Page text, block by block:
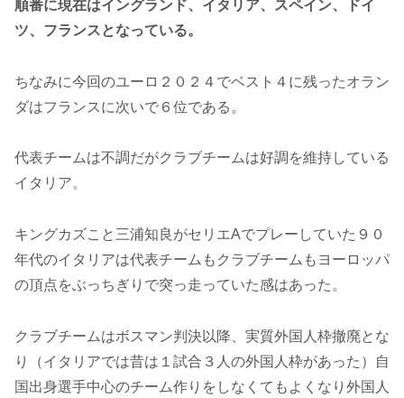
順番に現在はイングランド、イタリア、スペイン、ドイ
ツ、フランスとなっている。
ちなみに今回のユーロ２０２４でベスト４に残ったオラン
ダはフランスに次いで６位である。
代表チームは不調だがクラブチームは好調を維持している
イタリア。
キングカズこと三浦知良がセリエAでプレーしていた９０
年代のイタリアは代表チームもクラブチームもヨーロッパ
の頂点をぶっちぎりで突っ走っていた感はあった。
クラブチームはボスマン判決以降、実質外国人枠撤廃とな
り（イタリアでは昔は１試合３人の外国人枠があった）自
国出身選手中心のチーム作りをしなくてもよくなり外国人